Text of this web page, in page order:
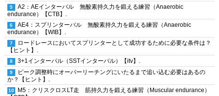
A2：AEインターバル 無酸素持久力を鍛える練習（Anaerobic
endurance）【CTB】.
AE4：スプリンターバル 無酸素持久力を鍛える練習（Anaerobic
endurance）【WIB】.
ロードレースにおいてスプリンターとして成功するために必要な条件は？
【ヒント】.
3+1インターバル（SSTインターバル）【itv】.
ピーク調整時にオーバーリーチングにいたるまで追い込む必要はあるの
か？【ヒント】.
M5：クリスクロスLT走 筋持久力を鍛える練習（Muscular endurance）